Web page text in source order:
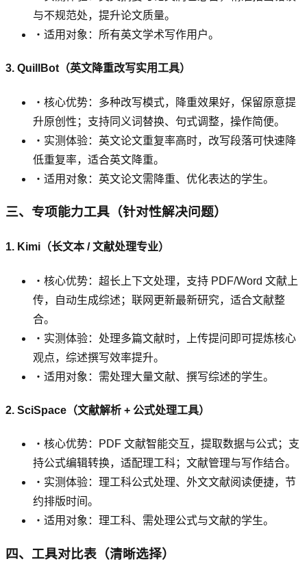
与不规范处，提升论文质量。
・适用对象：所有英文学术写作用户。
3. QuillBot（英文降重改写实用工具）
・核心优势：多种改写模式，降重效果好，保留原意提
升原创性；支持同义词替换、句式调整，操作简便。
・实测体验：英文论文重复率高时，改写段落可快速降
低重复率，适合英文降重。
・适用对象：英文论文需降重、优化表达的学生。
三、专项能力工具（针对性解决问题）
1. Kimi（长文本 / 文献处理专业）
・核心优势：超长上下文处理，支持 PDF/Word 文献上
传，自动生成综述；联网更新最新研究，适合文献整
合。
・实测体验：处理多篇文献时，上传提问即可提炼核心
观点，综述撰写效率提升。
・适用对象：需处理大量文献、撰写综述的学生。
2. SciSpace（文献解析 + 公式处理工具）
・核心优势：PDF 文献智能交互，提取数据与公式；支
持公式编辑转换，适配理工科；文献管理与写作结合。
・实测体验：理工科公式处理、外文文献阅读便捷，节
约排版时间。
・适用对象：理工科、需处理公式与文献的学生。
四、工具对比表（清晰选择）